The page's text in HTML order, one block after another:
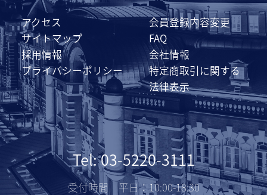
アクセス
会員登録内容変更
サイトマップ
FAQ
採用情報
会社情報
プライバシーポリシー
特定商取引に関する
法律表示
Tel: 03-5220-3111
受付時間 平日：10:00-18:30